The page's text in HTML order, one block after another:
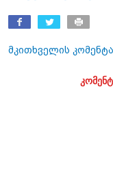
მკითხველის